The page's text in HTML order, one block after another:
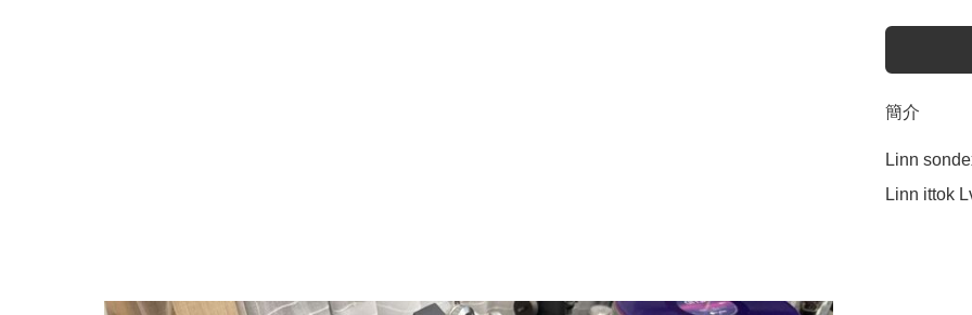
簡介
Linn
Linn ittok